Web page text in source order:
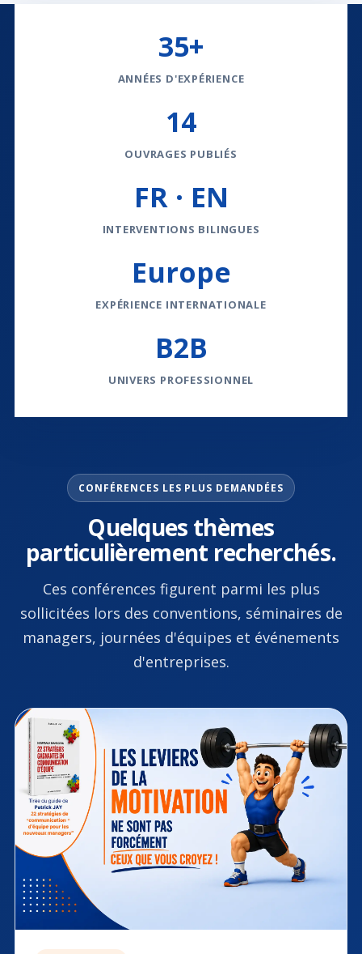
35+
ANNÉES D'EXPÉRIENCE
14
OUVRAGES PUBLIÉS
FR · EN
INTERVENTIONS BILINGUES
Europe
EXPÉRIENCE INTERNATIONALE
B2B
UNIVERS PROFESSIONNEL
CONFÉRENCES LES PLUS DEMANDÉES
Quelques thèmes
particulièrement recherchés.
Ces conférences figurent parmi les plus
sollicitées lors des conventions, séminaires de
managers, journées d'équipes et événements
d'entreprises.